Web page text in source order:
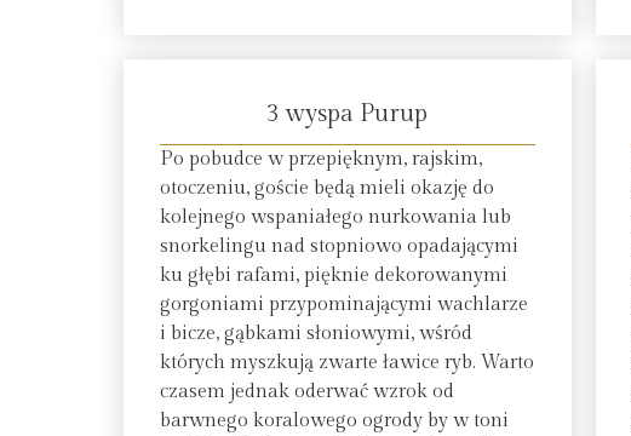
3 wyspa Purup
Po pobudce w przepięknym, rajskim,
otoczeniu, goście będą mieli okazję do
kolejnego wspaniałego nurkowania lub
snorkelingu nad stopniowo opadającymi
ku głębi rafami, pięknie dekorowanymi
gorgoniami przypominającymi wachlarze
i bicze, gąbkami słoniowymi, wśród
których myszkują zwarte ławice ryb. Warto
czasem jednak oderwać wzrok od
barwnego koralowego ogrody by w toni